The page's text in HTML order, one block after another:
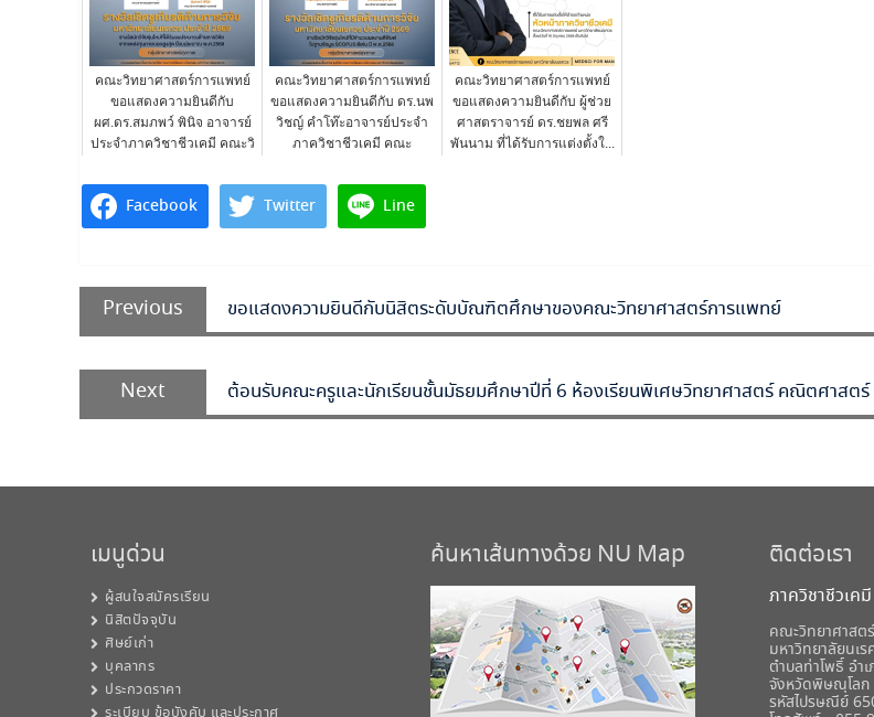
คณะวิทยาศาสตร์การแพทย์
ขอแสดงความยินดีกับ
ผศ.ดร.สมภพว์ พินิจ อาจารย์
ประจำภาควิชาชีวเคมี คณะวิ
คณะวิทยาศาสตร์การแพทย์
ขอแสดงความยินดีกับ ดร.นพ
วิชญ์ คำโท๊ะอาจารย์ประจำ
ภาควิชาชีวเคมี คณะ
คณะวิทยาศาสตร์การแพทย์
ขอแสดงความยินดีกับ ผู้ช่วย
ศาสตราจารย์ ดร.ชยพล ศรี
พันนาม ที่ได้รับการแต่งตั้งใ...
Facebook Twitter Line
แนะแนว
เรื่อง
Previous
Previous
post:
ขอแสดงความยินดีกับนิสิตระดับบัณฑิตศึกษาของคณะวิทยาศาสตร์การแพทย์
Next
Next
post:
ต้อนรับคณะครูและนักเรียนชั้นมัธยมศึกษาปีที่ 6 ห้องเรียนพิเศษวิทยาศาสตร์ คณิตศาสตร์
เมนูด่วน
ผู้สนใจสมัครเรียน
นิสิตปัจจุบัน
ศิษย์เก่า
บุคลากร
ประกวดราคา
ค้นหาเส้นทางด้วย NU Map ติดต่อเรา
ภาควิชาชีวเคมี
คณะวิทยาศาสต
มหาวิทยาลัยนเ
ตำบลท่าโพธิ์ อำ
จังหวัดพิษณุโลก
รหัสไปรษณีย์